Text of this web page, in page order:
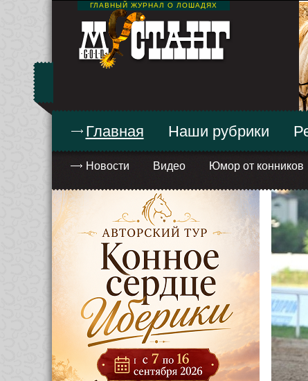
ГЛАВНЫЙ ЖУРНАЛ О ЛОШАДЯХ
Главная
Новости Видео Юмор от конников
Наши рубрики